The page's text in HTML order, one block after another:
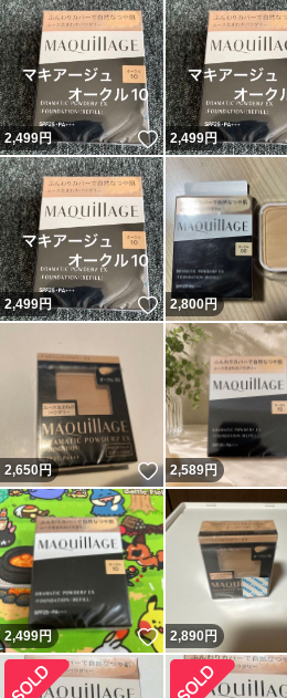
2,499円 いいね！
2,499円
2,499円 いいね！
2,800円
2,650円 いいね！
2,589円
2,499円 いいね！
2,890円